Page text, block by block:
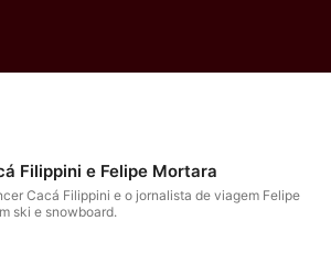
Filippini e Felipe Mortara
Cacá Filippini e o jornalista de viagem Felipe
ski e snowboard.